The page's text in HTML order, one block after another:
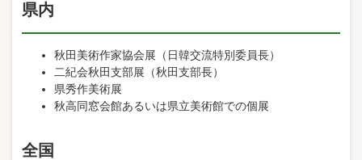
県内
秋田美術作家協会展（日韓交流特別委員長）
二紀会秋田支部展（秋田支部長）
県秀作美術展
秋高同窓会館あるいは県立美術館での個展
全国